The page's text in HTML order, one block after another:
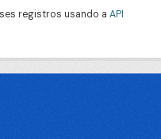
registros usando a API